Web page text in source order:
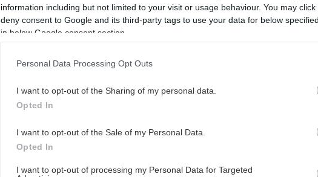
information including but not limited to your visit or usage behaviour. You may
deny consent to Google and its third-party tags to use your data for below
in below Google consent section.
Personal Data Processing Opt Outs
I want to opt-out of the Sharing of my personal data.
Opted In
I want to opt-out of the Sale of my Personal Data.
Opted In
I want to opt-out of processing my Personal Data for Targeted